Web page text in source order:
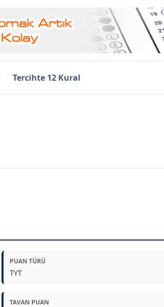
Tercihte 12 Kural
PUAN TÜRÜ
TYT
TAVAN PUAN